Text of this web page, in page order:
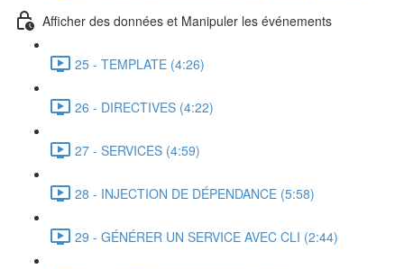
Afficher des données et Manipuler les événements
25 - TEMPLATE (4:26)
26 - DIRECTIVES (4:22)
27 - SERVICES (4:59)
28 - INJECTION DE DÉPENDANCE (5:58)
29 - GÉNÉRER UN SERVICE AVEC CLI (2:44)